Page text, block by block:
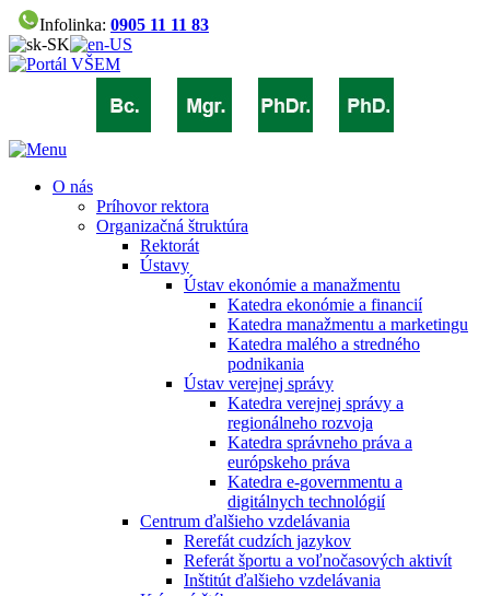
Infolinka: 0905 11 11 83
O nás
Príhovor rektora
Organizačná štruktúra
Rektorát
Ústavy
Ústav ekonómie a manažmentu
Katedra ekonómie a financií
Katedra manažmentu a marketingu
Katedra malého a stredného
podnikania
Ústav verejnej správy
Katedra verejnej správy a
regionálneho rozvoja
Katedra správneho práva a
európskeho práva
Katedra e-governmentu a
digitálnych technológií
Centrum ďalšieho vzdelávania
Rerefát cudzích jazykov
Referát športu a voľnočasových aktivít
Inštitút ďalšieho vzdelávania